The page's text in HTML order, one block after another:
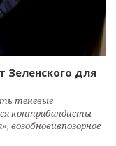
Зеленского для
теневые
контрабандисты
возобновивпозорное